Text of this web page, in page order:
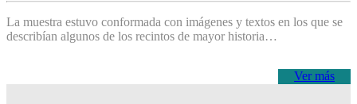
La muestra estuvo conformada con imágenes y textos en los que se
describían algunos de los recintos de mayor historia…
Ver más